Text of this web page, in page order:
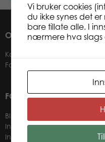
OM OSS
Kontakter
Forhandlere
FOR VÅRE KUNDER
Bli forhandler
Informasjon for forhandlere
Innlogging nettbutikk
Vi bruker cookies
du ikke synes det
bare tillate alle. I
nærmere hva slags